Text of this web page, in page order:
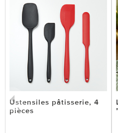
Ustensiles pâtisserie, 4
pièces